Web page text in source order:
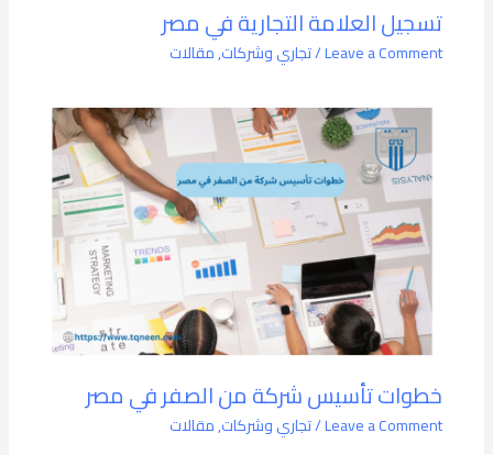
تسجيل العلامة التجارية في مصر
Leave a Comment
/تجاري وشركات,مقالات
خطوات تأسيس شركة من الصفر في مصر
Leave a Comment
/تجاري وشركات,مقالات